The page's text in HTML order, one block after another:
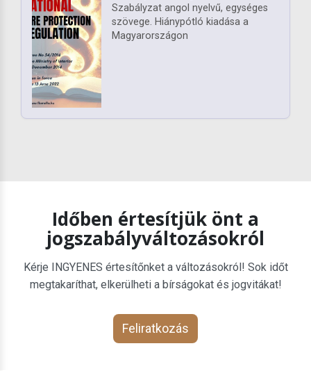
Szabályzat angol nyelvű, egységes
szövege. Hiánypótló kiadása a
Magyarországon
Időben értesítjük önt a
jogszabályváltozásokról
Kérje INGYENES értesítőnket a változásokról! Sok időt
megtakaríthat, elkerülheti a bírságokat és jogvitákat!
Feliratkozás